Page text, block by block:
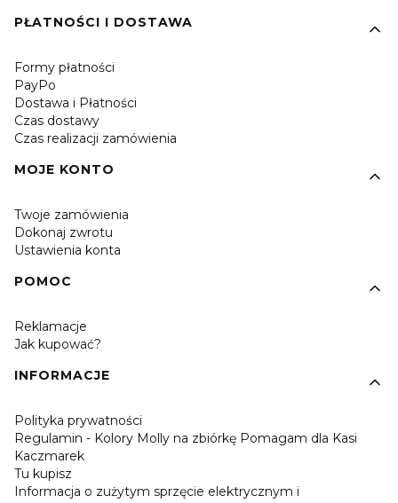
PŁATNOŚCI I DOSTAWA
Formy płatności
PayPo
Dostawa i Płatności
Czas dostawy
Czas realizacji zamówienia
MOJE KONTO
Twoje zamówienia
Dokonaj zwrotu
Ustawienia konta
POMOC
Reklamacje
Jak kupować?
INFORMACJE
Polityka prywatności
Regulamin - Kolory Molly na zbiórkę Pomagam dla Kasi
Kaczmarek
Tu kupisz
Informacja o zużytym sprzęcie elektrycznym i